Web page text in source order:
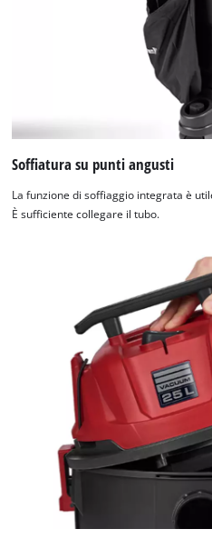
Soffiatura su punti angusti
La funzione di soffiaggio integrata è
È sufficiente collegare il tubo.